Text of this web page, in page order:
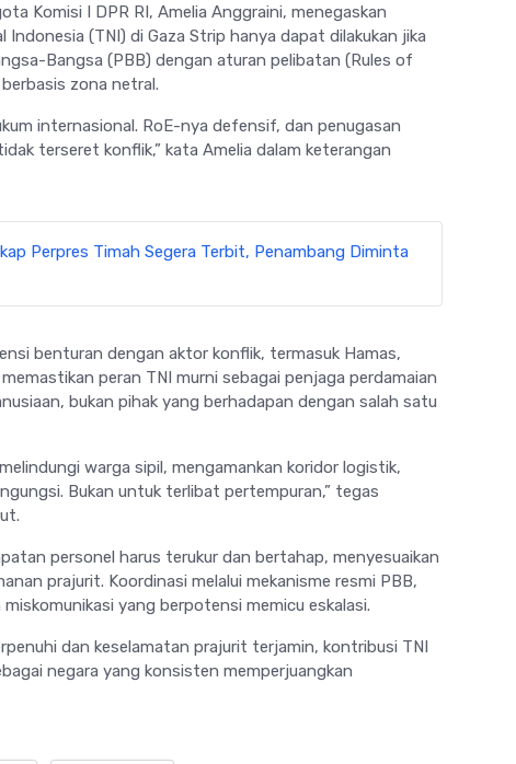
Komisi I DPR RI,Amelia Anggraini, menegaskan
Indonesia (TNI) diGaza Strip hanya dapat dilakukan jika
Bangsa (PBB) dengan aturan pelibatan (Rules of
zona netral.
internasional. RoE-nya defensif, dan penugasan
terseret konflik,” kata Amelia dalam keterangan
Perpres Timah Segera Terbit, Penambang Diminta
benturan dengan aktor konflik, termasuk Hamas,
peran TNI murni sebagai penjaga perdamaian
bukan pihak yang berhadapan dengan salah satu
warga sipil, mengamankan koridor logistik,
Bukan untuk terlibat pertempuran,” tegas
personel harus terukur dan bertahap, menyesuaikan
prajurit. Koordinasi melalui mekanisme resmi PBB,
yang berpotensi memicu eskalasi.
dan keselamatan prajurit terjamin, kontribusi TNI
negara yang konsisten memperjuangkan